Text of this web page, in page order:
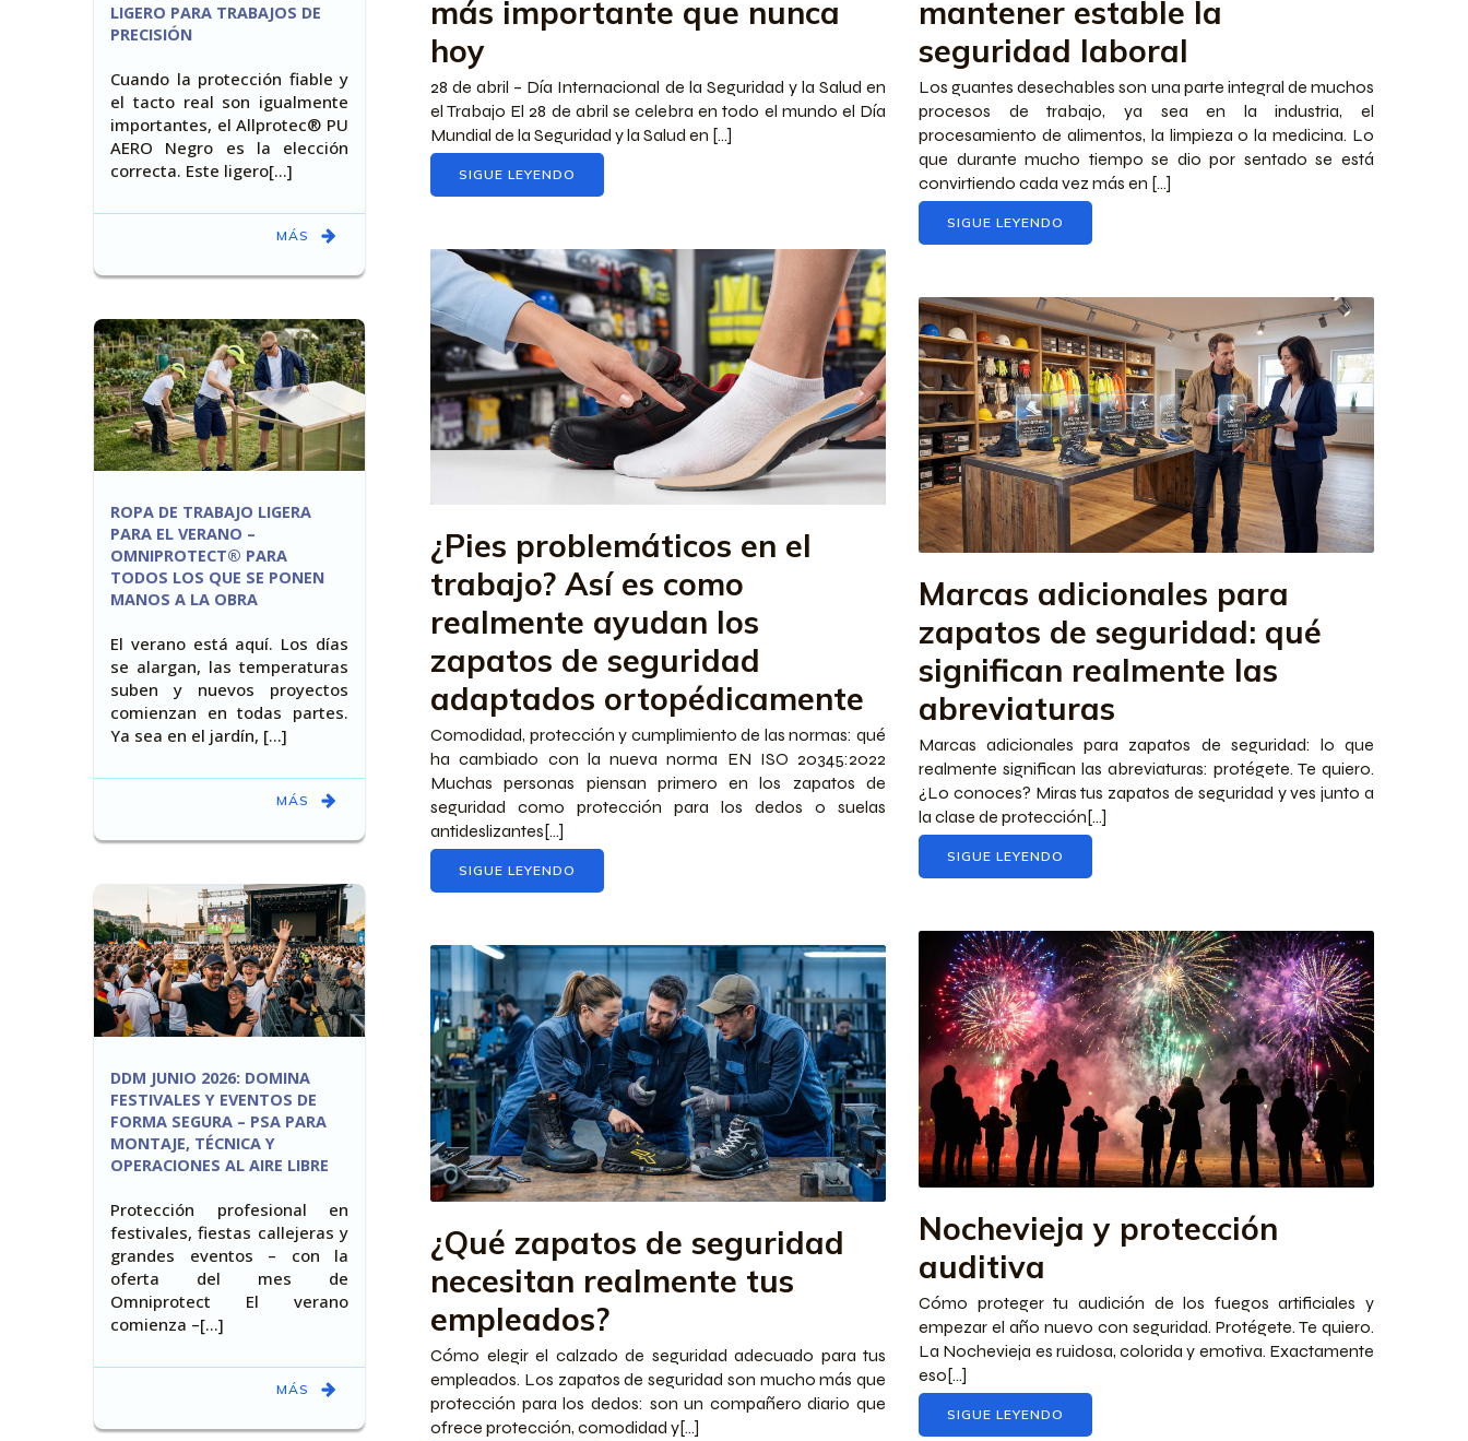
LIGERO PARA TRABAJOS DE
PRECISIÓN
Cuando la protección fiable y
el tacto real son igualmente
importantes, el Allprotec® PU
AERO Negro es la elección
correcta. Este ligero[…]
MÁS
ROPA DE TRABAJO LIGERA
PARA EL VERANO –
OMNIPROTECT® PARA
TODOS LOS QUE SE PONEN
MANOS A LA OBRA
El verano está aquí. Los días
se alargan, las temperaturas
suben y nuevos proyectos
comienzan en todas partes.
Ya sea en el jardín, [...]
MÁS
DDM JUNIO 2026: DOMINA
FESTIVALES Y EVENTOS DE
FORMA SEGURA – PSA PARA
MONTAJE, TÉCNICA Y
OPERACIONES AL AIRE LIBRE
Protección profesional en
festivales, fiestas callejeras y
grandes eventos – con la
oferta del mes de
Omniprotect El verano
comienza –[…]
MÁS
más importante que nunca
hoy
28 de abril – Día Internacional de la Seguridad y la Salud en
el Trabajo El 28 de abril se celebra en todo el mundo el Día
Mundial de la Seguridad y la Salud en [...]
SIGUE LEYENDO
mantener estable la
seguridad laboral
Los guantes desechables son una parte integral de muchos
procesos de trabajo, ya sea en la industria, el
procesamiento de alimentos, la limpieza o la medicina. Lo
que durante mucho tiempo se dio por sentado se está
convirtiendo cada vez más en [...]
SIGUE LEYENDO
¿Pies problemáticos en el
trabajo? Así es como
realmente ayudan los
zapatos de seguridad
adaptados ortopédicamente
Comodidad, protección y cumplimiento de las normas: qué
ha cambiado con la nueva norma EN ISO 20345:2022
Muchas personas piensan primero en los zapatos de
seguridad como protección para los dedos o suelas
antideslizantes[...]
SIGUE LEYENDO
Marcas adicionales para
zapatos de seguridad: qué
significan realmente las
abreviaturas
Marcas adicionales para zapatos de seguridad: lo que
realmente significan las abreviaturas: protégete. Te quiero.
¿Lo conoces? Miras tus zapatos de seguridad y ves junto a
la clase de protección[...]
SIGUE LEYENDO
Nochevieja y protección
auditiva
Cómo proteger tu audición de los fuegos artificiales y
empezar el año nuevo con seguridad. Protégete. Te quiero.
La Nochevieja es ruidosa, colorida y emotiva. Exactamente
eso[...]
SIGUE LEYENDO
¿Qué zapatos de seguridad
necesitan realmente tus
empleados?
Cómo elegir el calzado de seguridad adecuado para tus
empleados. Los zapatos de seguridad son mucho más que
protección para los dedos: son un compañero diario que
ofrece protección, comodidad y[...]